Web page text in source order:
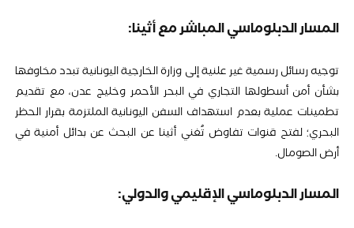
المسار الدبلوماسي المباشر مع أثينا:
توجيه رسائل رسمية غير علنية إلى وزارة الخارجية اليونانية تبدد مخاوفها
بشأن أمن أسطولها التجاري في البحر الأحمر وخليج عدن، مع تقديم
تطمينات عملية بعدم استهداف السفن اليونانية الملتزمة بقرار الحظر
البحري؛ لفتح قنوات تفاوض تُغني أثينا عن البحث عن بدائل أمنية في
أرض الصومال.
المسار الدبلوماسي الإقليمي والدولي: